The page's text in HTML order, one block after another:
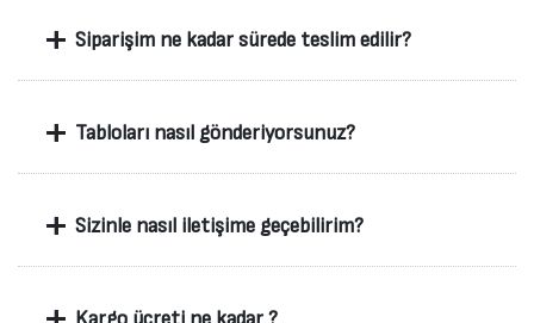
+ Siparişim ne kadar sürede teslim edilir?
+ Tabloları nasıl gönderiyorsunuz?
+ Sizinle nasıl iletişime geçebilirim?